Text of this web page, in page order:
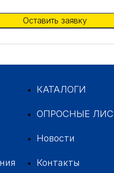
КАТАЛОГИ
ОПРОСНЫЕ
Новости
Контакты